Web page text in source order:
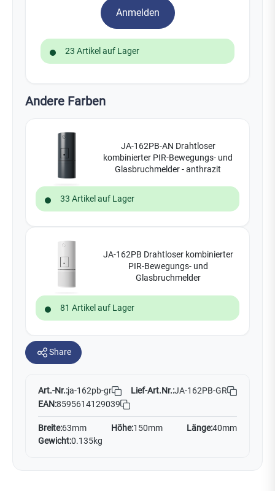
Anmelden
23 Artikel auf Lager
Andere Farben
JA-162PB-AN Drahtloser
kombinierter PIR-Bewegungs- und
Glasbruchmelder - anthrazit
33 Artikel auf Lager
JA-162PB Drahtloser kombinierter
PIR-Bewegungs- und
Glasbruchmelder
81 Artikel auf Lager
Share
Art.-Nr.:ja-162pb-gr Lief-Art.Nr.:JA-162PB-GR
EAN:8595614129039
Breite:63mm Höhe:150mm Länge:40mm
Gewicht:0.135kg